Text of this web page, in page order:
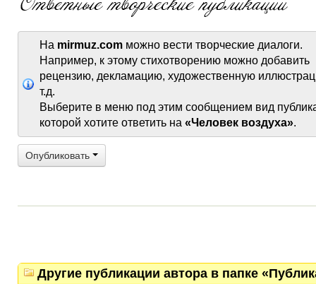
На mirmuz.com можно вести творческие диалоги.
Например, к этому стихотворению можно добавить
рецензию, декламацию, художественную
т.д.
Выберите в меню под этим сообщением вид
которой хотите ответить на «Человек воздуха».
Опубликовать
Другие публикации автора в папке